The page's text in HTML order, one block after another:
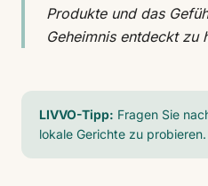
Produkte und das
Geheimnis entdeckt zu
LIVVO-Tipp: Fragen Sie
lokale Gerichte zu probieren.